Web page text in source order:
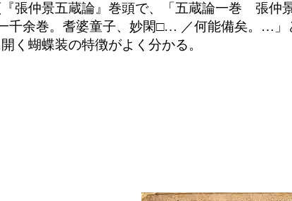
張仲景五蔵論』巻頭で、「五蔵論一巻 張仲
千余巻。耆婆童子、妙閑□… ／何能備矣。…」
く蝴蝶装の特徴がよく分かる。